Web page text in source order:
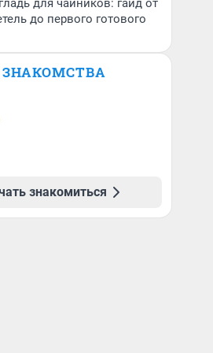
для чайников: гайд от
до первого готового
ЗНАКОМСТВА
знакомиться